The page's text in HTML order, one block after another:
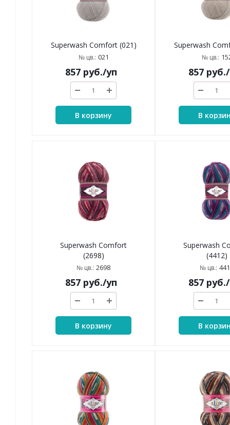
Superwash Comfort (021)
№ цв.: 021
857руб./уп
В корзину
Superwash
№ цв.:
857руб.
В
Superwash Comfort
(2698)
№ цв.: 2698
857руб./уп
В корзину
Superwash
(4412)
№ цв.:
857руб.
В